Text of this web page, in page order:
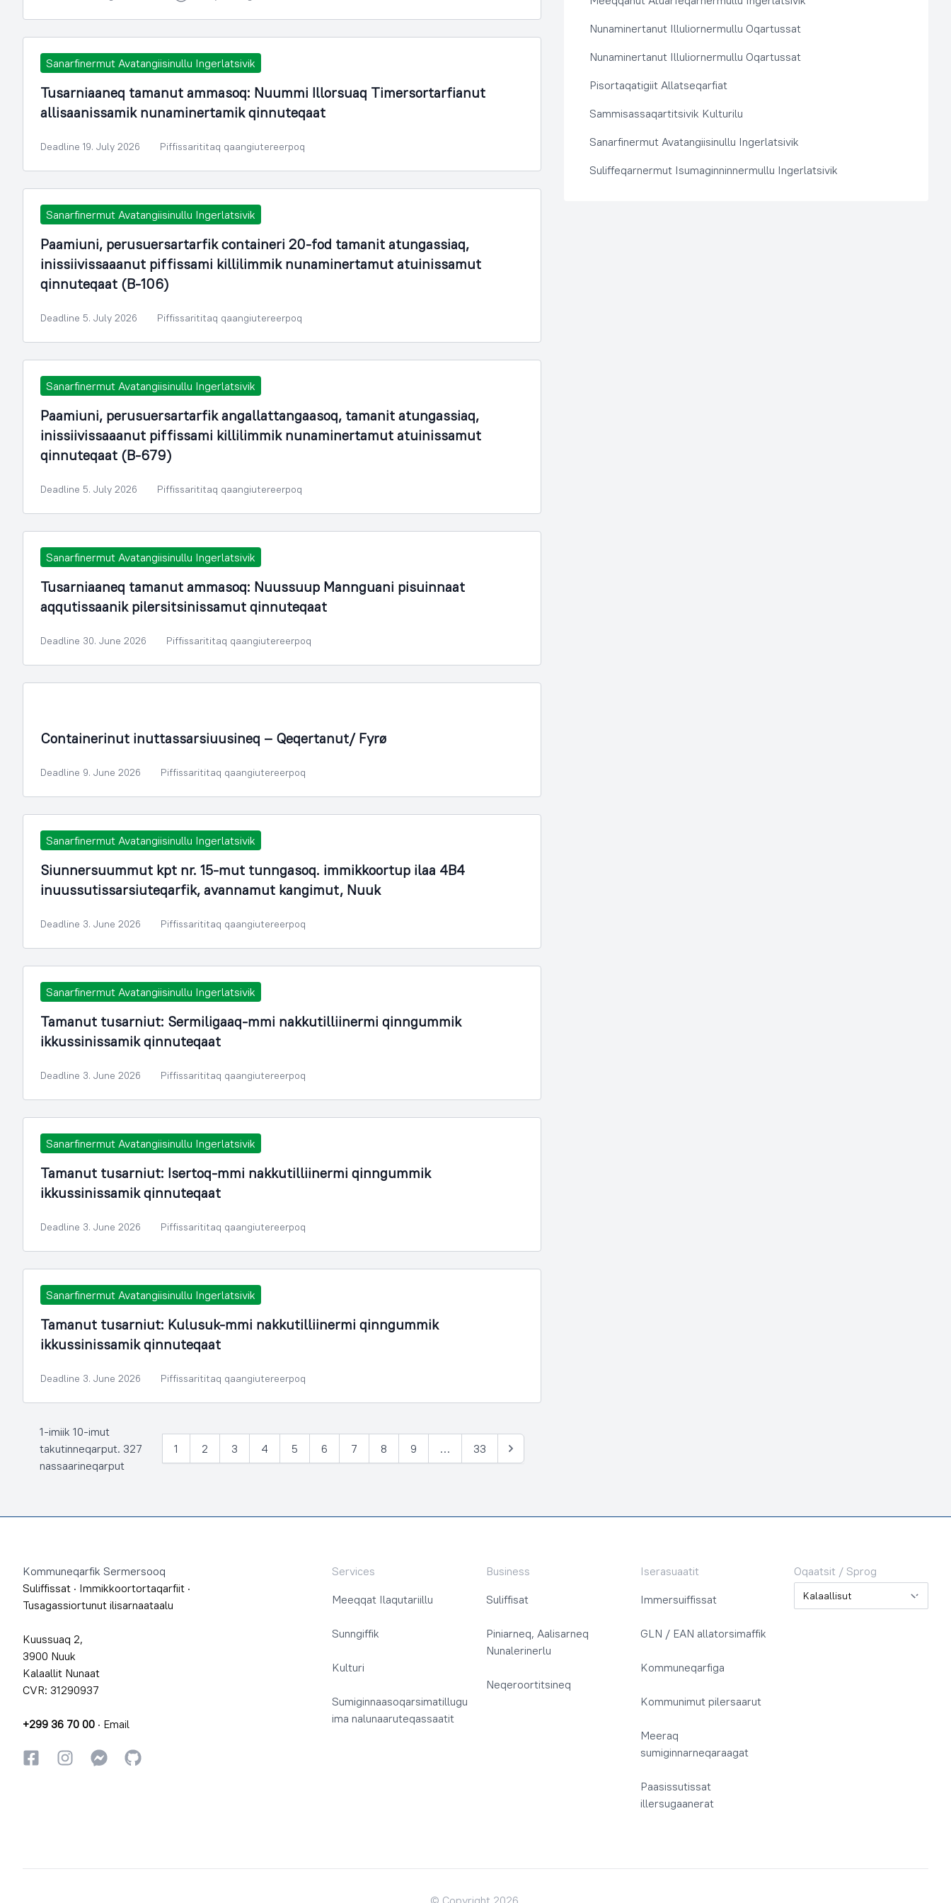
Sanarfinermut Avatangiisinullu Ingerlatsivik
Tusarniaaneq tamanut ammasoq: Nuummi Illorsuaq Timersortarfianut
allisaanissamik nunaminertamik qinnuteqaat
Deadline 19. July 2026 Piffissarititaq qaangiutereerpoq
Sanarfinermut Avatangiisinullu Ingerlatsivik
Paamiuni, perusuersartarfik containeri 20-fod tamanit atungassiaq,
inissiivissaaanut piffissami killilimmik nunaminertamut atuinissamut
qinnuteqaat (B-106)
Deadline 5. July 2026 Piffissarititaq qaangiutereerpoq
Sanarfinermut Avatangiisinullu Ingerlatsivik
Paamiuni, perusuersartarfik angallattangaasoq, tamanit atungassiaq,
inissiivissaaanut piffissami killilimmik nunaminertamut atuinissamut
qinnuteqaat (B-679)
Deadline 5. July 2026 Piffissarititaq qaangiutereerpoq
Sanarfinermut Avatangiisinullu Ingerlatsivik
Tusarniaaneq tamanut ammasoq: Nuussuup Mannguani pisuinnaat
aqqutissaanik pilersitsinissamut qinnuteqaat
Deadline 30. June 2026 Piffissarititaq qaangiutereerpoq
Containerinut inuttassarsiuusineq – Qeqertanut/ Fyrø
Deadline 9. June 2026 Piffissarititaq qaangiutereerpoq
Sanarfinermut Avatangiisinullu Ingerlatsivik
Siunnersuummut kpt nr. 15-mut tunngasoq. immikkoortup ilaa 4B4
inuussutissarsiuteqarfik, avannamut kangimut, Nuuk
Deadline 3. June 2026 Piffissarititaq qaangiutereerpoq
Sanarfinermut Avatangiisinullu Ingerlatsivik
Tamanut tusarniut: Sermiligaaq-mmi nakkutilliinermi qinngummik
ikkussinissamik qinnuteqaat
Deadline 3. June 2026 Piffissarititaq qaangiutereerpoq
Sanarfinermut Avatangiisinullu Ingerlatsivik
Tamanut tusarniut: Isertoq-mmi nakkutilliinermi qinngummik
ikkussinissamik qinnuteqaat
Deadline 3. June 2026 Piffissarititaq qaangiutereerpoq
Sanarfinermut Avatangiisinullu Ingerlatsivik
Tamanut tusarniut: Kulusuk-mmi nakkutilliinermi qinngummik
ikkussinissamik qinnuteqaat
Deadline 3. June 2026 Piffissarititaq qaangiutereerpoq
1-imiik 10-imut
takutinneqarput. 327
nassaarineqarput
1 2 3 4 5 6 7 8 9 … 33
Tullia
Nunaminertanut Illuliornermullu Oqartussat
Nunaminertanut Illuliornermullu Oqartussat
Pisortaqatigiit Allatseqarfiat
Sammisassaqartitsivik Kulturilu
Sanarfinermut Avatangiisinullu Ingerlatsivik
Suliffeqarnermut Isumaginninnermullu Ingerlatsivik
Kommuneqarfik Sermersooq
Suliffissat · Immikkoortortaqarfiit ·
Tusagassiortunut ilisarnaataalu
Kuussuaq 2,
3900 Nuuk
Kalaallit Nunaat
CVR: 31290937
+299 36 70 00 · Email
FacebookkiInstagrammiInstagrammi
GitHub
Services
Meeqqat Ilaqutariillu
Sunngiffik
Kulturi
Sumiginnaasoqarsimatillugu
ima nalunaaruteqassaatit
Business
Suliffisat
Piniarneq, Aalisarneq
Nunalerinerlu
Neqeroortitsineq
Iserasuaatit
Immersuiffissat
GLN / EAN allatorsimaffik
Kommuneqarfiga
Kommunimut pilersaarut
Meeraq
sumiginnarneqaraagat
Paasissutissat
illersugaanerat
Oqaatsit / Sprog
Oqaatsit / Sprog
© Copyright 2026.